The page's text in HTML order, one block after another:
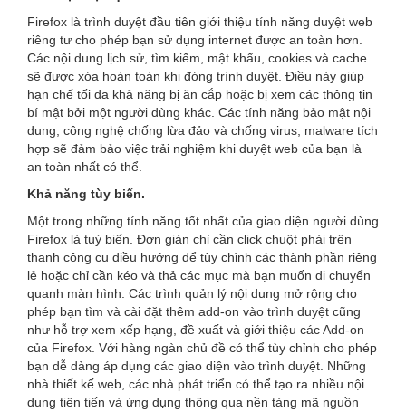
Firefox là trình duyệt đầu tiên giới thiệu tính năng duyệt web
riêng tư cho phép bạn sử dụng internet được an toàn hơn.
Các nội dung lịch sử, tìm kiếm, mật khẩu, cookies và cache
sẽ được xóa hoàn toàn khi đóng trình duyệt. Điều này giúp
hạn chế tối đa khả năng bị ăn cắp hoặc bị xem các thông tin
bí mật bởi một người dùng khác. Các tính năng bảo mật nội
dung, công nghệ chống lừa đảo và chống virus, malware tích
hợp sẽ đảm bảo việc trải nghiệm khi duyệt web của bạn là
an toàn nhất có thể.
Khả năng tùy biến.
Một trong những tính năng tốt nhất của giao diện người dùng
Firefox là tuỳ biến. Đơn giản chỉ cần click chuột phải trên
thanh công cụ điều hướng để tùy chỉnh các thành phần riêng
lẻ hoặc chỉ cần kéo và thả các mục mà bạn muốn di chuyển
quanh màn hình. Các trình quản lý nội dung mở rộng cho
phép bạn tìm và cài đặt thêm add-on vào trình duyệt cũng
như hỗ trợ xem xếp hạng, đề xuất và giới thiệu các Add-on
của Firefox. Với hàng ngàn chủ đề có thể tùy chỉnh cho phép
bạn dễ dàng áp dụng các giao diện vào trình duyệt. Những
nhà thiết kế web, các nhà phát triển có thể tạo ra nhiều nội
dung tiên tiến và ứng dụng thông qua nền tảng mã nguồn